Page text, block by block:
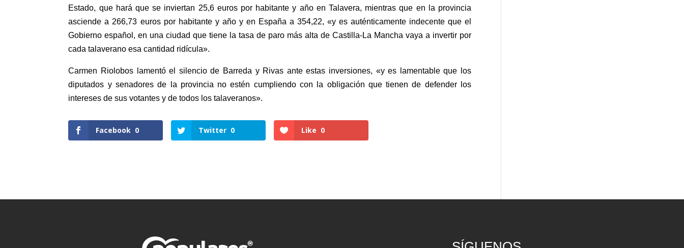
Estado, que hará que se inviertan 25,6 euros por habitante y año en Talavera, mientras que en la provincia
asciende a 266,73 euros por habitante y año y en España a 354,22, «y es auténticamente indecente que el
Gobierno español, en una ciudad que tiene la tasa de paro más alta de Castilla-La Mancha vaya a invertir por
cada talaverano esa cantidad ridícula».
Carmen Riolobos lamentó el silencio de Barreda y Rivas ante estas inversiones, «y es lamentable que los
diputados y senadores de la provincia no estén cumpliendo con la obligación que tienen de defender los
intereses de sus votantes y de todos los talaveranos».
Facebook 0 Twitter 0 Like 0